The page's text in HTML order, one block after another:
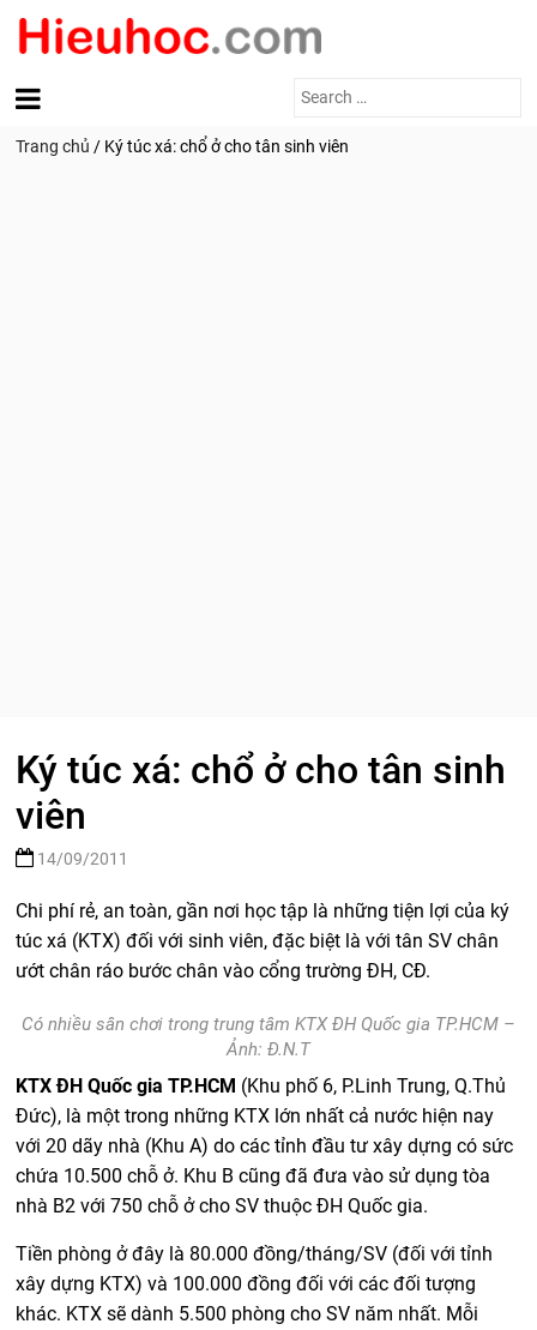
Search
Trang chủ / Ký túc xá: chổ ở cho tân sinh viên
Ký túc xá: chổ ở cho tân sinh
viên
14/09/2011
Chi phí rẻ, an toàn, gần nơi học tập là những tiện lợi của ký
túc xá (KTX) đối với sinh viên, đặc biệt là với tân SV chân
ướt chân ráo bước chân vào cổng trường ĐH, CĐ.
Có nhiều sân chơi trong trung tâm KTX ĐH Quốc gia TP.HCM –
Ảnh: Đ.N.T
KTX ĐH Quốc gia TP.HCM (Khu phố 6, P.Linh Trung, Q.Thủ
Đức), là một trong những KTX lớn nhất cả nước hiện nay
với 20 dãy nhà (Khu A) do các tỉnh đầu tư xây dựng có sức
chứa 10.500 chỗ ở. Khu B cũng đã đưa vào sử dụng tòa
nhà B2 với 750 chỗ ở cho SV thuộc ĐH Quốc gia.
Tiền phòng ở đây là 80.000 đồng/tháng/SV (đối với tỉnh
xây dựng KTX) và 100.000 đồng đối với các đối tượng
khác. KTX sẽ dành 5.500 phòng cho SV năm nhất. Mỗi